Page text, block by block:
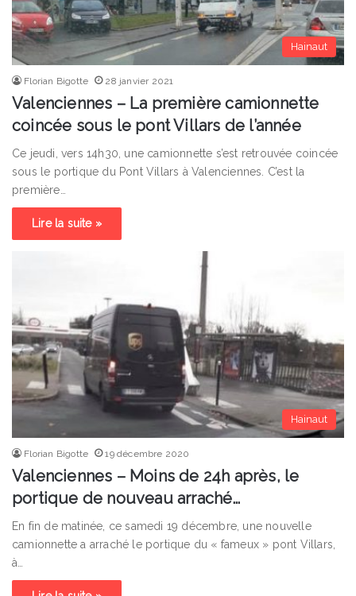
Hainaut
Florian Bigotte 28 janvier 2021
Valenciennes – La première camionnette
coincée sous le pont Villars de l’année
Ce jeudi, vers 14h30, une camionnette s’est retrouvée coincée
sous le portique du Pont Villars à Valenciennes. C’est la
première…
Lire la suite »
Hainaut
Florian Bigotte 19 décembre 2020
Valenciennes – Moins de 24h après, le
portique de nouveau arraché…
En fin de matinée, ce samedi 19 décembre, une nouvelle
camionnette a arraché le portique du « fameux » pont Villars,
à…